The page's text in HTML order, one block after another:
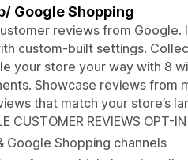
Google Shopping
reviews from
custom-built settings.
your store your way with 8
Showcase reviews from
that match your store’s
CUSTOMER REVIEWS OPT-
Shopping channels